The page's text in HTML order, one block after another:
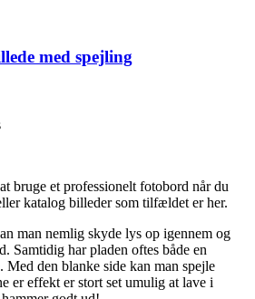
med spejling
bruge et professionelt fotobord når du
katalog billeder som tilfældet er her.
man nemlig skyde lys op igennem og
Samtidig har pladen oftes både en
Med den blanke side kan man spejle
er effekt er stort set umulig at lave i